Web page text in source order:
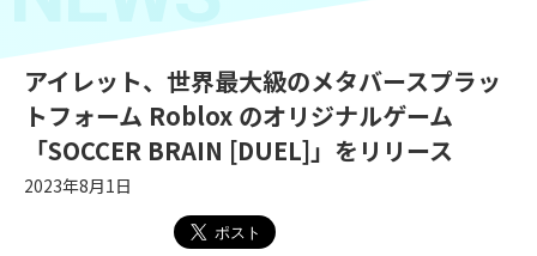
アイレット、世界最大級のメタバースプラッ
トフォーム Roblox のオリジナルゲーム
「SOCCER BRAIN [DUEL]」をリリース
2023年8月1日